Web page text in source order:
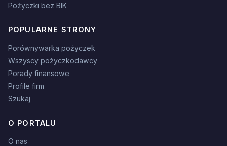
Pożyczki bez BIK
POPULARNE STRONY
Porównywarka pożyczek
Wszyscy pożyczkodawcy
Porady finansowe
Profile firm
Szukaj
O PORTALU
O nas